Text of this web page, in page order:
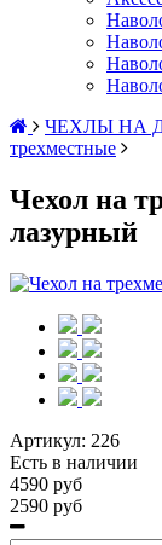
ЧЕХЛЫ НА
трехместные
Чехол на
лазурный
Артикул: 226
Есть в наличии
4590 руб
2590 руб